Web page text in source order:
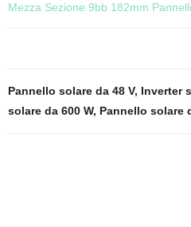
Mezza Sezione 9bb 182mm
Pannello solare da 48 V, Inverter
solare da 600 W, Pannello solare